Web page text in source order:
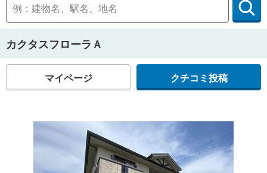
カクタスフローラＡ
マイページ クチコミ投稿